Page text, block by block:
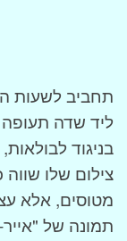
תחביב לשעות
ליד שדה תעופה
בניגוד
צילום שלו
מטוסים, אלא